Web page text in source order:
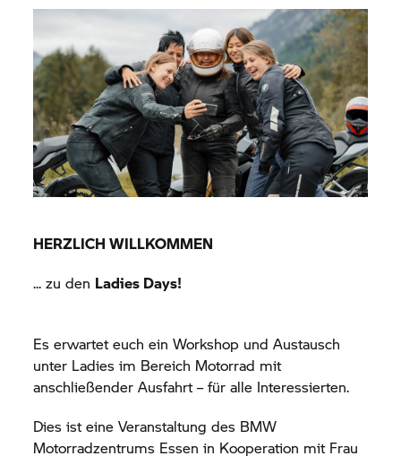
HERZLICH WILLKOMMEN
... zu den Ladies Days!
Es erwartet euch ein Workshop und Austausch
unter Ladies im Bereich Motorrad mit
anschließender Ausfahrt – für alle Interessierten.
Dies ist eine Veranstaltung des BMW
Motorradzentrums Essen in Kooperation mit Frau